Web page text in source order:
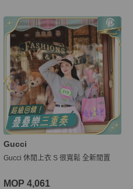
Gucci
Gucci 休閒上衣 S 很寬鬆 全新閒置
MOP 4,061